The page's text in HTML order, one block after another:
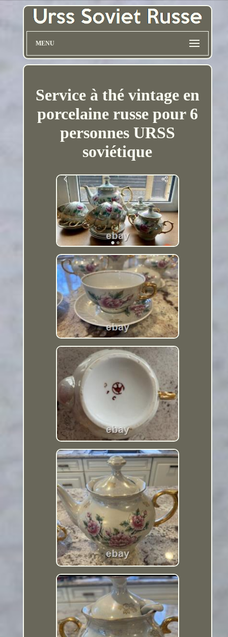
MENU
Service à thé vintage en
porcelaine russe pour 6
personnes URSS
soviétique